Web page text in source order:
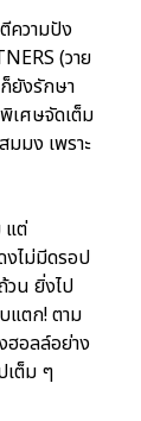
ความปัง
(วาย
ยังรักษา
เศษจัดเต็ม
มง เพราะ
แต่
งไม่มีดรอป
น ยิ่งไป
แตก! ตาม
ฮอลล์อย่าง
เต็ม ๆ